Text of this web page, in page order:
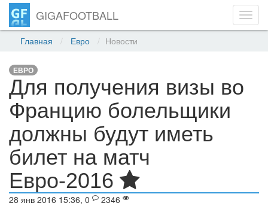
GIGAFOOTBALL
Главная Евро Новости
ЕВРО
Для получения визы во
Францию болельщики
должны будут иметь
билет на матч
Евро-2016
28 янв 2016 15:36, 0 2346